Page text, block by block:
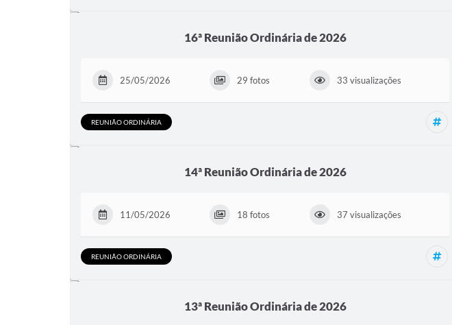
16ª Reunião Ordinária de 2026
25/05/2026 29 fotos 33 visualizações
REUNIÃO ORDINÁRIA
14ª Reunião Ordinária de 2026
11/05/2026 18 fotos 37 visualizações
REUNIÃO ORDINÁRIA
13ª Reunião Ordinária de 2026